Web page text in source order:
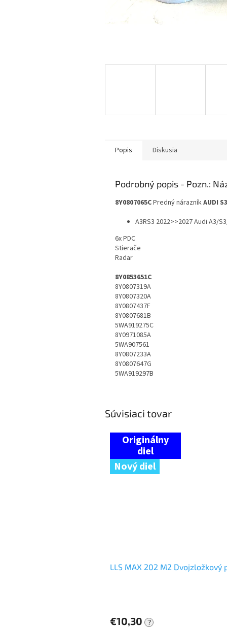
Popis Diskusia
Podrobný popis
8Y0807065CPredný nárazníkAUDI S3
A3RS3 2022>>2027 Audi A3/
6x PDC
Stierače
Radar
8Y0853651C
8Y0807319A
8Y0807320A
8Y0807437F
8Y0807681B
5WA919275C
8Y0971085A
5WA907561
8Y0807233A
8Y0807647G
5WA919297B
Súvisiaci tovar
Nový diel
LLS MAX 202 M2
€10,30 ?